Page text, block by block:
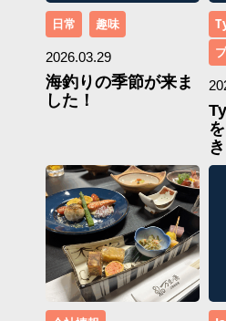
日常 趣味
2026.03.29
海釣りの季節が来ま
した！